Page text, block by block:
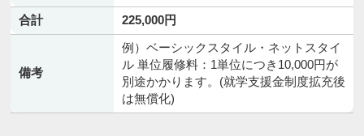
合計
225,000円
備考
例）ベーシックスタイル・ネットスタイ
ル 単位履修料：1単位につき10,000円が
別途かかります。(就学支援金制度拡充後
は無償化)